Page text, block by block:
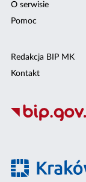
O serwisie
Pomoc
Redakcja BIP MK
Kontakt